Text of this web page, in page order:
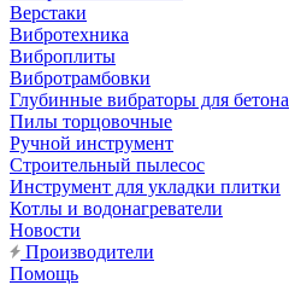
Верстаки
Вибротехника
Виброплиты
Вибротрамбовки
Глубинные вибраторы для бетона
Пилы торцовочные
Ручной инструмент
Строительный пылесос
Инструмент для укладки плитки
Котлы и водонагреватели
Новости
Производители
Помощь